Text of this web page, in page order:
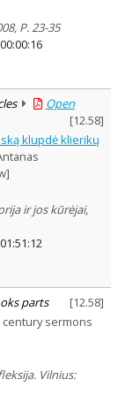
P. 23-35
Open
[12.58]
klupdė klierikų
ir jos kūrėjai,
parts [12.58]
century sermons
Vilnius: